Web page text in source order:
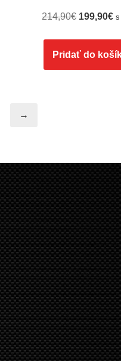
214,90€ 199,90€ s
Pridať do
→